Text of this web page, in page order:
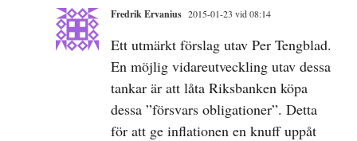
Fredrik Ervanius 2015-01-23 vid 08:14
Ett utmärkt förslag utav Per Tengblad.
En möjlig vidareutveckling utav dessa
tankar är att låta Riksbanken köpa
dessa ”försvars obligationer”. Detta
för att ge inflationen en knuff uppåt